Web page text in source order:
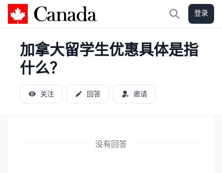
加拿大攻略 登录
加拿大留学生优惠具体是指
什么？
关注 回答 邀请
没有回答